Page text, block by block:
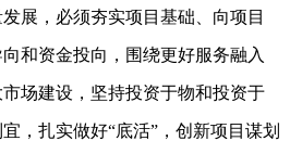
展，必须夯实项目基础、向项目
和资金投向，围绕更好服务融入
场建设，坚持投资于物和投资于
，扎实做好“底活”，创新项目谋划